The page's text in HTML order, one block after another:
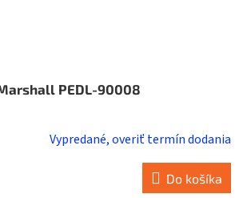
PEDL-90008
Vypredané, overiť termín dodania
Do košíka